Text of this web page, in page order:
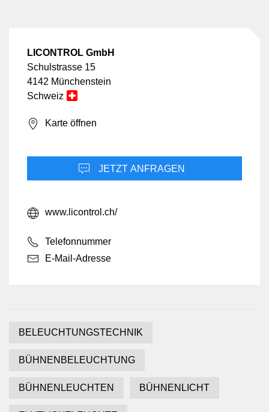
LICONTROL GmbH
Schulstrasse 15
4142 Münchenstein
Schweiz
Karte öffnen
JETZT ANFRAGEN
www.licontrol.ch/
Telefonnummer
E-Mail-Adresse
BELEUCHTUNGSTECHNIK
BÜHNENBELEUCHTUNG
BÜHNENLEUCHTEN BÜHNENLICHT